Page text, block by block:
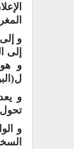
و
إلى
و
و
و